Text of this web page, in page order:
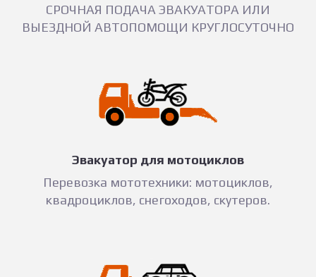
СРОЧНАЯ ПОДАЧА ЭВАКУАТОРА ИЛИ
ВЫЕЗДНОЙ АВТОПОМОЩИ КРУГЛОСУТОЧНО
Эвакуатор для мотоциклов
Перевозка мототехники: мотоциклов,
квадроциклов, снегоходов, скутеров.